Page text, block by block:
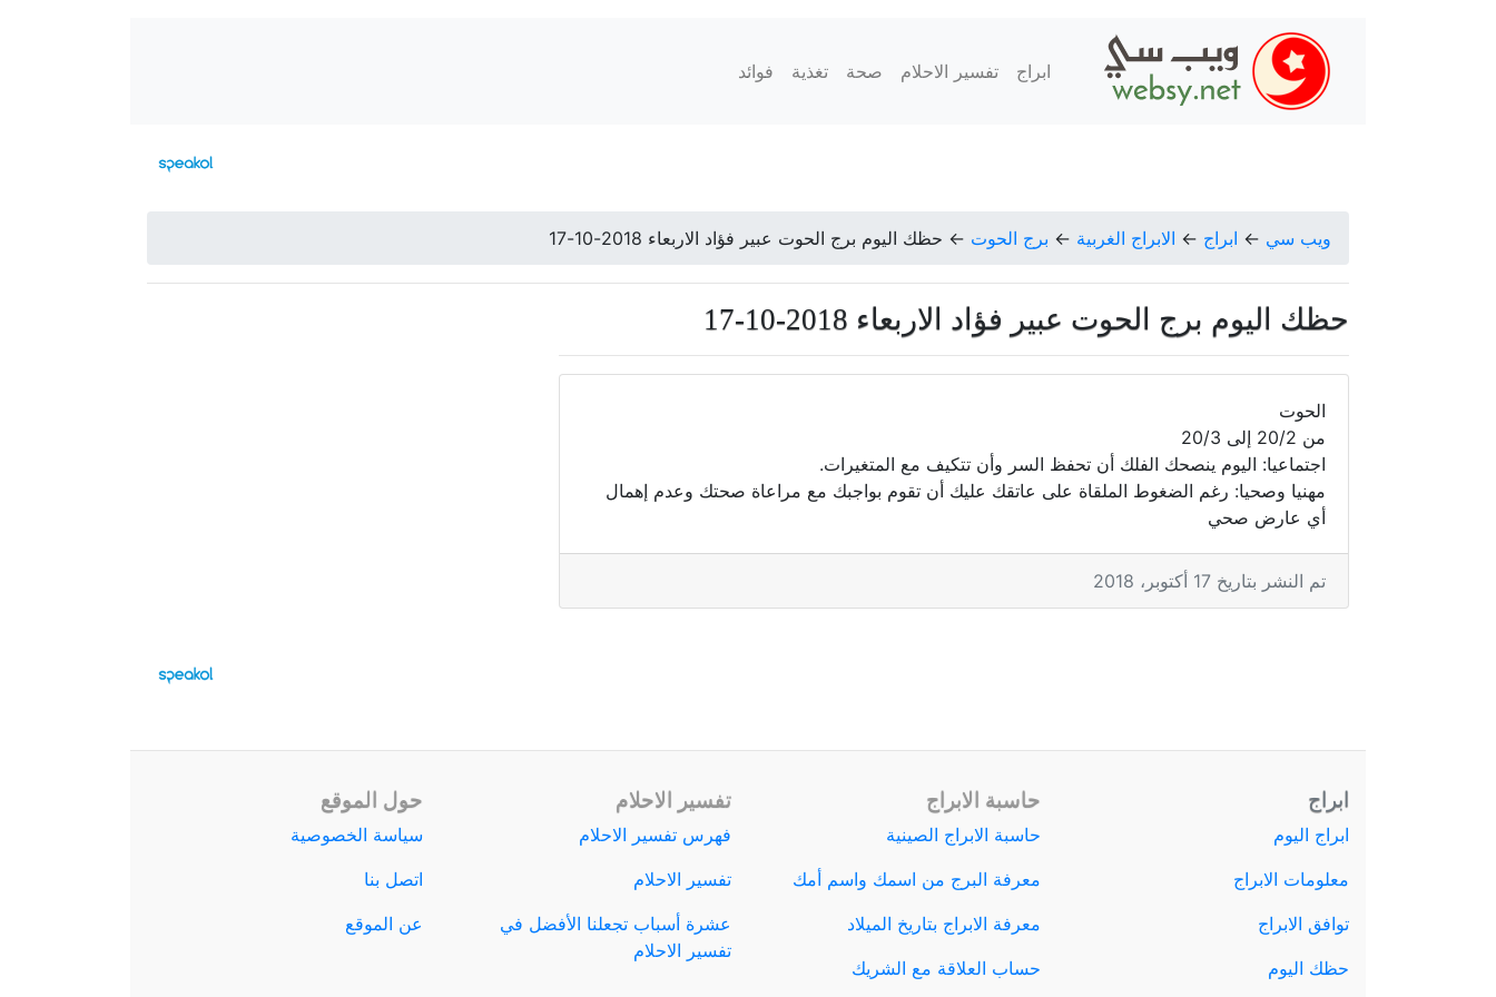
ابراج تفسير الاحلام صحة تغذية فوائد
ويب سي ← ابراج ← الابراج الغربية ← برج الحوت ← حظك اليوم برج الحوت عبير فؤاد الاربعاء 2018-10-17
حظك اليوم برج الحوت عبير فؤاد الاربعاء 2018-10-17
الحوت
من 20/2 إلى 20/3
اجتماعيا: اليوم ينصحك الفلك أن تحفظ السر وأن تتكيف مع المتغيرات.
مهنيا وصحيا: رغم الضغوط الملقاة على عاتقك عليك أن تقوم بواجبك مع مراعاة صحتك وعدم إهمال
أي عارض صحي
تم النشر بتاريخ 17 أكتوبر، 2018
ابراج
ابراج اليوم
معلومات الابراج
توافق الابراج
حظك اليوم
حاسبة الابراج
حاسبة الابراج الصينية
معرفة البرج من اسمك واسم أمك
معرفة الابراج بتاريخ الميلاد
حساب العلاقة مع الشريك
تفسير الاحلام
فهرس تفسير الاحلام
تفسير الاحلام
عشرة أسباب تجعلنا الأفضل في
تفسير الاحلام
حول الموقع
سياسة الخصوصية
اتصل بنا
عن الموقع